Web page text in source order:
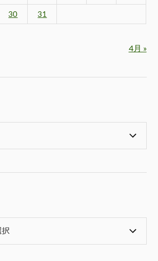
30 31
4月 »